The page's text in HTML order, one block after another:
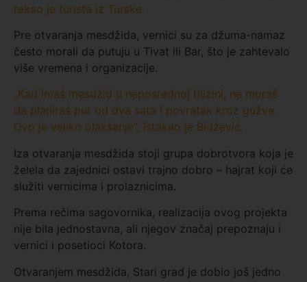
rekao je turista iz Turske.
Pre otvaranja mesdžida, vernici su za džuma-namaz
često morali da putuju u Tivat ili Bar, što je zahtevalo
više vremena i organizacije.
„Kad imaš mesdžid u neposrednoj blizini, ne moraš
da planiraš put od dva sata i povratak kroz gužve.
Ovo je veliko olakšanje“, istakao je Bidžević.
Iza otvaranja mesdžida stoji grupa dobrotvora koja je
želela da zajednici ostavi trajno dobro – hajrat koji će
služiti vernicima i prolaznicima.
Prema rečima sagovornika, realizacija ovog projekta
nije bila jednostavna, ali njegov značaj prepoznaju i
vernici i posetioci Kotora.
Otvaranjem mesdžida, Stari grad je dobio još jedno